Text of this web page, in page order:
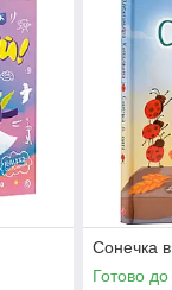
Сонечка в
Готово до